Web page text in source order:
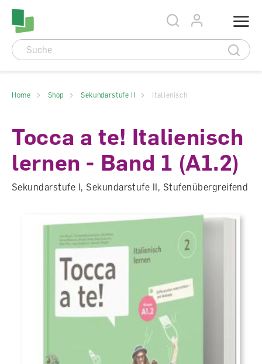
Accesskey Navigation
Seitenanfang
Direkt
Hauptnavigation
Direkt
zum
Hauptinhalt
Direkt
zum
Direkt
Home Shop Sekundarstufe II Italienisch
Tocca a te! Italienisch
lernen - Band 1 (A1.2)
Sekundarstufe I, Sekundarstufe II, Stufenübergreifend